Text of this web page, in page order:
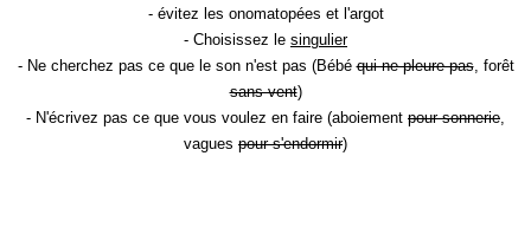
- évitez les onomatopées et l'argot
- Choisissez le singulier
- Ne cherchez pas ce que le son n'est pas (Bébéqui ne pleure pas, forêt
sans vent)
- N'écrivez pas ce que vous voulez en faire (aboiement pour sonnerie,
vagues pour s'endormir)